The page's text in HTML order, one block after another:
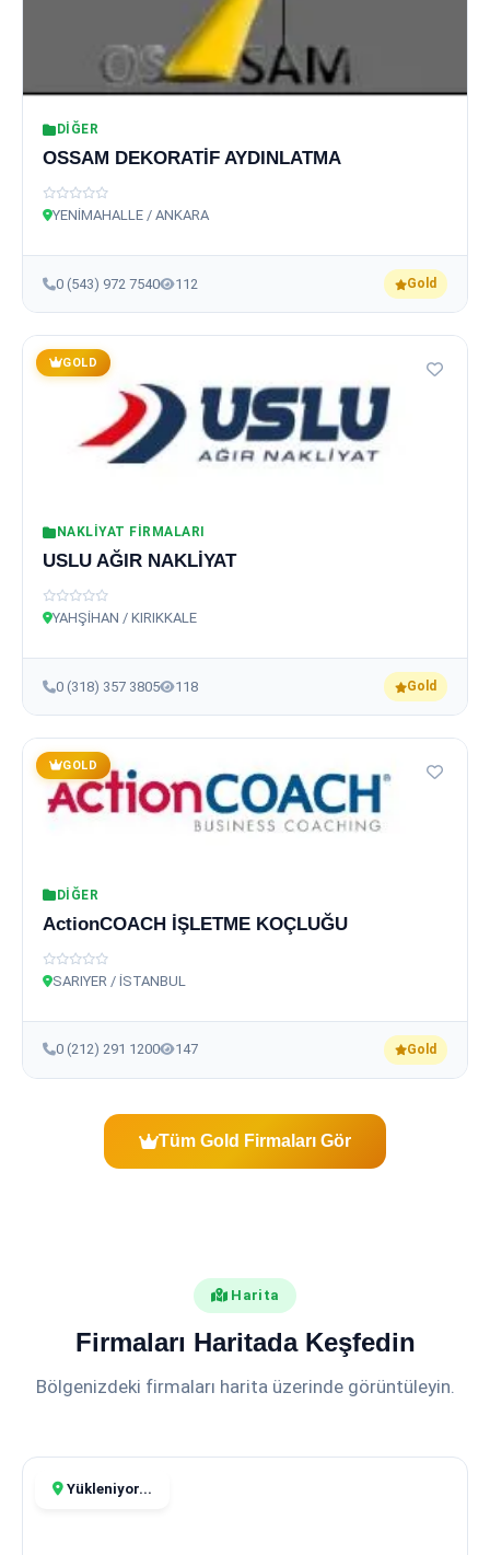
DIĞER
OSSAM DEKORATİF AYDINLATMA
YENİMAHALLE / ANKARA
0 (543) 972 7540 112 Gold
GOLD
NAKLIYAT FIRMALARI
USLU AĞIR NAKLİYAT
YAHŞİHAN / KIRIKKALE
0 (318) 357 3805 118 Gold
GOLD
DIĞER
ActionCOACH İŞLETME KOÇLUĞU
SARIYER / İSTANBUL
0 (212) 291 1200 147 Gold
Tüm Gold Firmaları Gör
Harita
Firmaları Haritada Keşfedin
Bölgenizdeki firmaları harita üzerinde görüntüleyin.
Yükleniyor...